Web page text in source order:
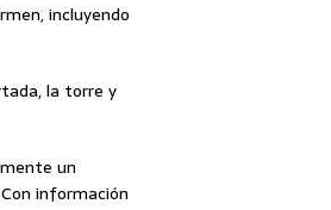
incluyendo
la torre y
un
información